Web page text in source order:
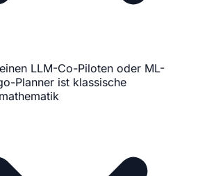
LLM-Co-Piloten oder ML-
Planner ist klassische